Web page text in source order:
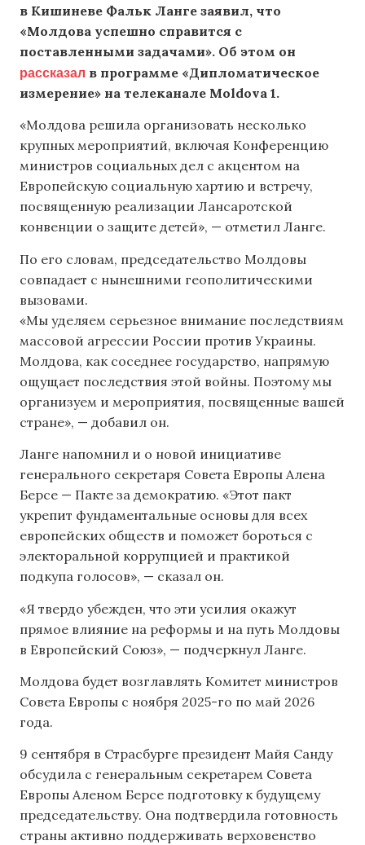
в Кишиневе Фальк Ланге заявил, что
«Молдова успешно справится с
поставленными задачами». Об этом он
рассказал в программе «Дипломатическое
измерение» на телеканале Moldova 1.
«Молдова решила организовать несколько
крупных мероприятий, включая Конференцию
министров социальных дел с акцентом на
Европейскую социальную хартию и встречу,
посвященную реализации Лансаротской
конвенции о защите детей», — отметил Ланге.
По его словам, председательство Молдовы
совпадает с нынешними геополитическими
вызовами.
«Мы уделяем серьезное внимание последствиям
массовой агрессии России против Украины.
Молдова, как соседнее государство, напрямую
ощущает последствия этой войны. Поэтому мы
организуем и мероприятия, посвященные вашей
стране», — добавил он.
Ланге напомнил и о новой инициативе
генерального секретаря Совета Европы Алена
Берсе — Пакте за демократию. «Этот пакт
укрепит фундаментальные основы для всех
европейских обществ и поможет бороться с
электоральной коррупцией и практикой
подкупа голосов», — сказал он.
«Я твердо убежден, что эти усилия окажут
прямое влияние на реформы и на путь Молдовы
в Европейский Союз», — подчеркнул Ланге.
Молдова будет возглавлять Комитет министров
Совета Европы с ноября 2025-го по май 2026
года.
9 сентября в Страсбурге президент Майя Санду
обсудила с генеральным секретарем Совета
Европы Аленом Берсе подготовку к будущему
председательству. Она подтвердила готовность
страны активно поддерживать верховенство